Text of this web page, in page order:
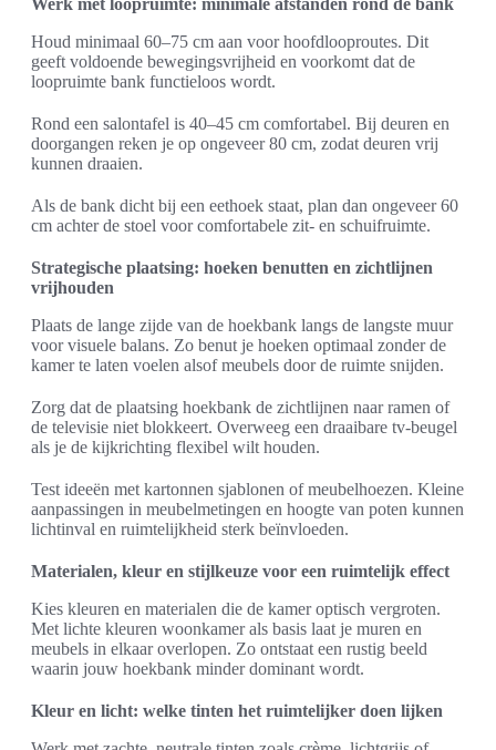
Werk met loopruimte: minimale afstanden rond de bank
Houd minimaal 60–75 cm aan voor hoofdlooproutes. Dit
geeft voldoende bewegingsvrijheid en voorkomt dat de
loopruimte bank functieloos wordt.
Rond een salontafel is 40–45 cm comfortabel. Bij deuren en
doorgangen reken je op ongeveer 80 cm, zodat deuren vrij
kunnen draaien.
Als de bank dicht bij een eethoek staat, plan dan ongeveer 60
cm achter de stoel voor comfortabele zit- en schuifruimte.
Strategische plaatsing: hoeken benutten en zichtlijnen
vrijhouden
Plaats de lange zijde van de hoekbank langs de langste muur
voor visuele balans. Zo benut je hoeken optimaal zonder de
kamer te laten voelen alsof meubels door de ruimte snijden.
Zorg dat de plaatsing hoekbank de zichtlijnen naar ramen of
de televisie niet blokkeert. Overweeg een draaibare tv-beugel
als je de kijkrichting flexibel wilt houden.
Test ideeën met kartonnen sjablonen of meubelhoezen. Kleine
aanpassingen in meubelmetingen en hoogte van poten kunnen
lichtinval en ruimtelijkheid sterk beïnvloeden.
Materialen, kleur en stijlkeuze voor een ruimtelijk effect
Kies kleuren en materialen die de kamer optisch vergroten.
Met lichte kleuren woonkamer als basis laat je muren en
meubels in elkaar overlopen. Zo ontstaat een rustig beeld
waarin jouw hoekbank minder dominant wordt.
Kleur en licht: welke tinten het ruimtelijker doen lijken